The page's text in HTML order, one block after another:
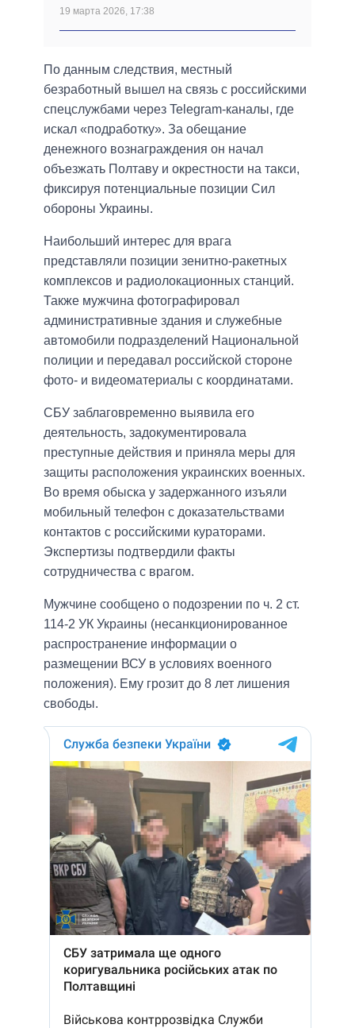
19 марта 2026, 17:38
По данным следствия, местный
безработный вышел на связь с российскими
спецслужбами через Telegram-каналы, где
искал «подработку». За обещание
денежного вознаграждения он начал
объезжать Полтаву и окрестности на такси,
фиксируя потенциальные позиции Сил
обороны Украины.
Наибольший интерес для врага
представляли позиции зенитно-ракетных
комплексов и радиолокационных станций.
Также мужчина фотографировал
административные здания и служебные
автомобили подразделений Национальной
полиции и передавал российской стороне
фото- и видеоматериалы с координатами.
СБУ заблаговременно выявила его
деятельность, задокументировала
преступные действия и приняла меры для
защиты расположения украинских военных.
Во время обыска у задержанного изъяли
мобильный телефон с доказательствами
контактов с российскими кураторами.
Экспертизы подтвердили факты
сотрудничества с врагом.
Мужчине сообщено о подозрении по ч. 2 ст.
114-2 УК Украины (несанкционированное
распространение информации о
размещении ВСУ в условиях военного
положения). Ему грозит до 8 лет лишения
свободы.